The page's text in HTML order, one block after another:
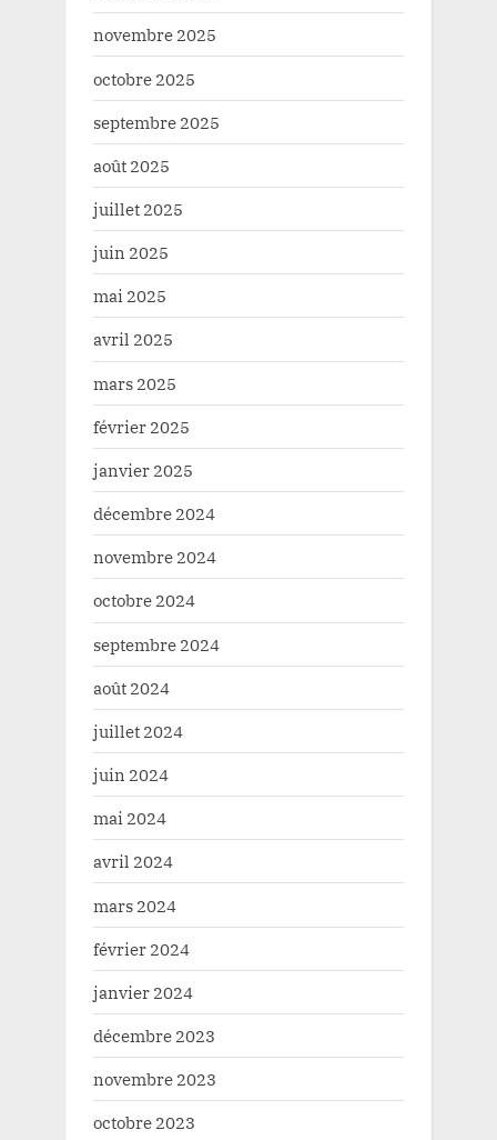
novembre 2025
octobre 2025
septembre 2025
août 2025
juillet 2025
juin 2025
mai 2025
avril 2025
mars 2025
février 2025
janvier 2025
décembre 2024
novembre 2024
octobre 2024
septembre 2024
août 2024
juillet 2024
juin 2024
mai 2024
avril 2024
mars 2024
février 2024
janvier 2024
décembre 2023
novembre 2023
octobre 2023